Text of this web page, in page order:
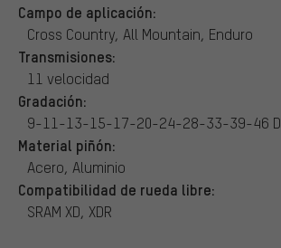
Campo de aplicación:
Cross Country, All Mountain, Enduro
Transmisiones:
11 velocidad
Gradación:
9-11-13-15-17-20-24-28-33-39-46 D
Material piñón:
Acero, Aluminio
Compatibilidad de rueda libre:
SRAM XD, XDR